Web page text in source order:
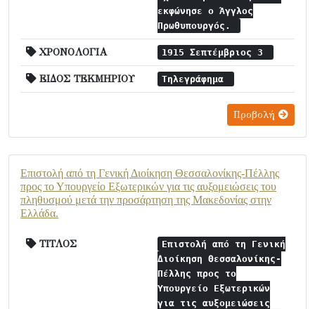
εκφώνησε ο Άγγλος
Πρωθυπουργός.
ΧΡΟΝΟΛΟΓΙΑ 1915 Σεπτέμβριος 3
ΕΙΔΟΣ ΤΕΚΜΗΡΙΟΥ Τηλεγράφημα
Προβολή
Επιστολή από τη Γενική Διοίκηση Θεσσαλονίκης-Πέλλης
προς το Υπουργείο Εξωτερικών για τις αυξομειώσεις του
πληθυσμού μετά την προσάρτηση της Μακεδονίας στην
Ελλάδα.
ΤΙΤΛΟΣ
Επιστολή από τη Γενική
Διοίκηση Θεσσαλονίκης-
Πέλλης προς το
Υπουργείο Εξωτερικών
για τις αυξομειώσεις